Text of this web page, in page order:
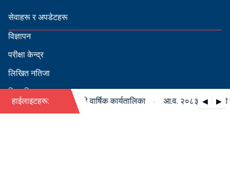
सेवाहरू र अपडेटहरू
विज्ञापन
परीक्षा केन्द्र
लिखित नतिजा
सिफारिस
हाईलाइटहरू: ◀ ▶
०८४ को पदपूर्ति सम्बन्धी वार्षिक कार्यतालिका आ.व. २०८३/०८४ को